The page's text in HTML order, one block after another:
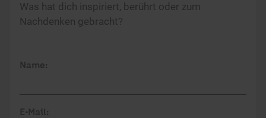
Was hat dich inspiriert, berührt oder zum
Nachdenken gebracht?
Name:
E-Mail: